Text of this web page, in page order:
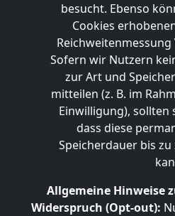
besucht. Ebenso
Cookies
Sofern wir Nutzern
zur Art und
mitteilen (z. B. im
Einwilligung), sollten
dass diese
Speicherdauer bis
Allgemeine Hinweise
Widerspruch (Opt-out):